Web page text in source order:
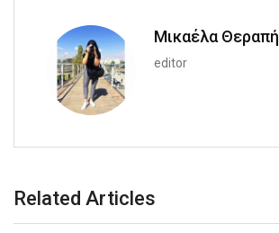
Μικαέλα Θεραπή
editor
Related Articles